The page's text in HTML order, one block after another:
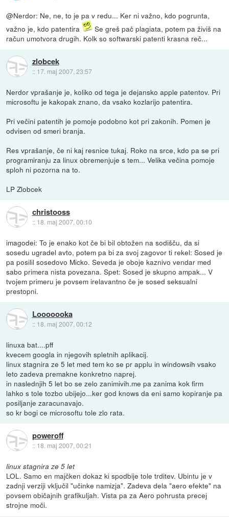
@Nerdor: Ne, ne, to je pa v redu... Ker ni važno, kdo pogrunta,
važno je, kdo patentira
Se greš pač plagiata, potem pa živiš na
račun umotvora drugih. Kolk so softwarski patenti krasna reč...
zlobcek
:: 17. maj 2007, 23:57
Nerdor vprašanje je, koliko od tega je dejansko apple patentov. Pri
microsoftu je kakopak znano, da vsako kozlarijo patentira.
Pri večini patentih je pomoje podobno kot pri zakonih. Pomen je
odvisen od smeri branja.
Res vprašanje, če ni kaj resnice tukaj. Roko na srce, kdo pa se pri
programiranju za linux obremenjuje s tem... Velika večina pomoje
sploh ni pozorna na to.
LP Zlobcek
christooss
:: 18. maj 2007, 00:10
imagodei: To je enako kot če bi bil obtožen na sodišču, da si
sosedu ugradel avto, potem pa bi za svoj zagovor ti rekel: Sosed je
pa posilil sosedovo Micko. Seveda je oboje kaznivo vendar med
sabo primera nista povezana. Spet: Sosed je skupno ampak... V
tvojem primeru je povsem irelavantno če je sosed seksualni
prestopni.
Looooooka
:: 18. maj 2007, 00:12
linuxa bat....pff
kvecem googla in njegovih spletnih aplikacij.
linux stagnira ze 5 let med tem ko se pr applu in windowsih vsako
leto zadeva premakne konkretno naprej.
in naslednjih 5 let bo se zelo zanimivih.me pa zanima kok firm
lahko s tole tozbo ubijejo...ker god knows da eni samo kopiranje pa
posiljanje zaracunavajo.
so kr bogi ce microsoftu tole zlo rata.
poweroff
:: 18. maj 2007, 00:21
linux stagnira ze 5 let
LOL. Samo en majčken dokaz ki spodbije tole trditev. Ubintu je v
zadnji verziji vključil "učinke namizja". Zadeva dela "aero efekte" na
povsem običajnih grafikuljah. Vista pa za Aero pohrusta precej
strojne moči.